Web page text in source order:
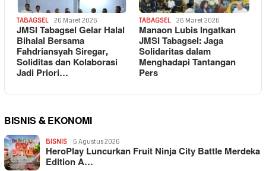
TABAGSEL 26 Maret 2026
JMSI Tabagsel Gelar Halal
Bihalal Bersama
Fahdriansyah Siregar,
Soliditas dan Kolaborasi
Jadi Priori…
TABAGSEL 26 Maret 2026
Manaon Lubis Ingatkan
JMSI Tabagsel: Jaga
Solidaritas dalam
Menghadapi Tantangan
Pers
BISNIS & EKONOMI
BISNIS 6 Agustus 2026
HeroPlay Luncurkan Fruit Ninja City Battle Merdeka
Edition A…